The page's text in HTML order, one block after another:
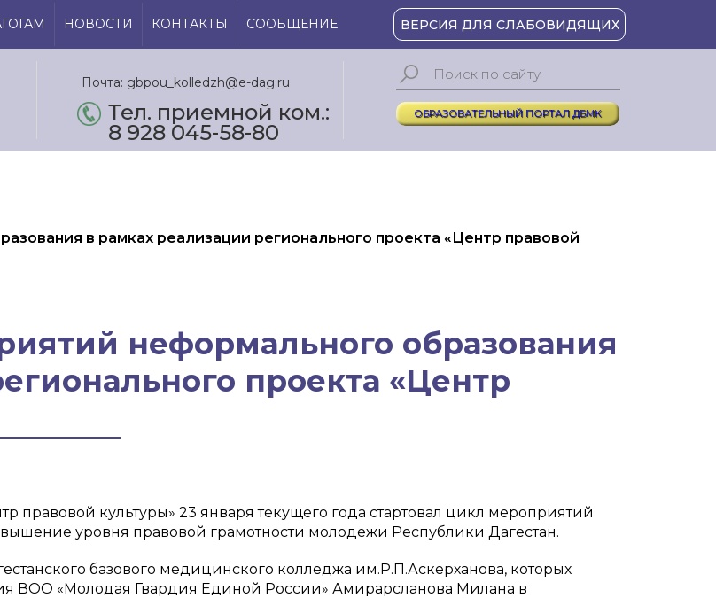
НОВОСТИ КОНТАКТЫ СООБЩЕНИЕ ВЕРСИЯ ДЛЯ СЛАБОВИДЯЩИХ
Почта: gbpou_kolledzh@e-dag.ru
Тел. приемной ком.:
8 928 045-58-80
ОБРАЗОВАТЕЛЬНЫЙ ПОРТАЛ ДБМК
в рамках реализации регионального проекта «Центр правовой
неформального образования
проекта «Центр
правовой культуры» 23 января текущего года стартовал цикл мероприятий
уровня правовой грамотности молодежи Республики Дагестан.
базового медицинского колледжа им.Р.П.Аскерханова, которых
ВОО «Молодая Гвардия Единой России» Амирарсланова Милана в